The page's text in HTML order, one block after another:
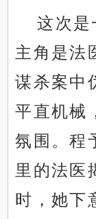
这次是
主角是法
谋杀案中
平直机械
氛围。程
里的法医
时，她下